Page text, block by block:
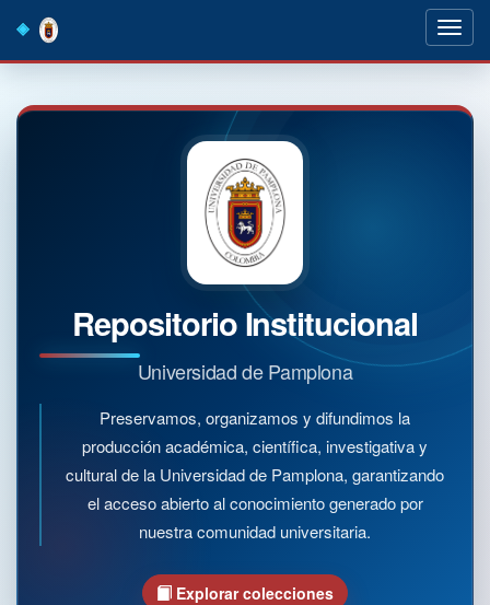
navigation
Repositorio Institucional
Universidad de Pamplona
Preservamos, organizamos y difundimos la
producción académica, científica, investigativa y
cultural de la Universidad de Pamplona, garantizando
el acceso abierto al conocimiento generado por
nuestra comunidad universitaria.
Explorar colecciones